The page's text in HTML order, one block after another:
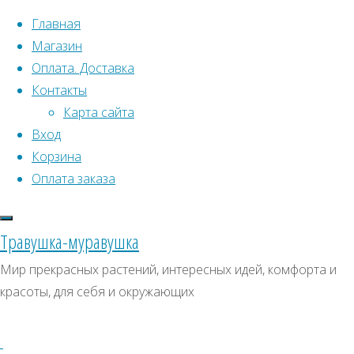
Перейти к содержимому
Главная
Магазин
Оплата. Доставка
Контакты
Карта сайта
Вход
Корзина
Оплата заказа
Травушка-муравушка
Мир прекрасных растений, интересных идей, комфорта и
красоты, для себя и окружающих
Что искать:
Патриния
скабиозолистная
Купить
Купить
Искать:
СКИДКИ, АКЦИИ
Архивы